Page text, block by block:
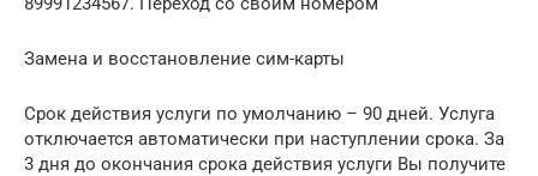
Замена и восстановление сим-карты
Срок действия услуги по умолчанию – 90 дней. Услуга
отключается автоматически при наступлении срока. За
3 дня до окончания срока действия услуги Вы получите